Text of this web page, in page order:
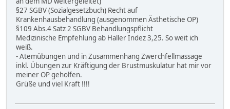
§27 SGBV (Sozialgesetzbuch) Recht auf
Krankenhausbehandlung (ausgenommen Ästhetische OP)
§109 Abs.4 Satz 2 SGBV Behandlungspflicht
Medizinische Empfehlung ab Haller Indez 3,25. So weit ich
weiß.
- Atemübungen und in Zusammenhang Zwerchfellmassage
inkl. Übungen zur Kräftigung der Brustmuskulatur hat mir vor
meiner OP geholfen.
Grüße und viel Kraft !!!!